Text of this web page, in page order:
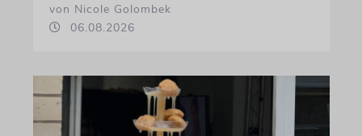
von Nicole Golombek
06.08.2026